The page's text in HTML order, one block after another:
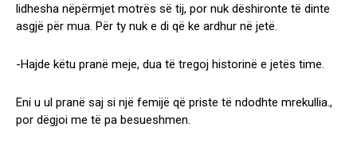
lidhesha nëpërmjet motrës së tij, por nuk dëshironte të dinte
asgjë për mua. Për ty nuk e di që ke ardhur në jetë.
-Hajde këtu pranë meje, dua të tregoj historinë e jetës time.
Eni u ul pranë saj si një femijë që priste të ndodhte mrekullia.,
por dëgjoi me të pa besueshmen.